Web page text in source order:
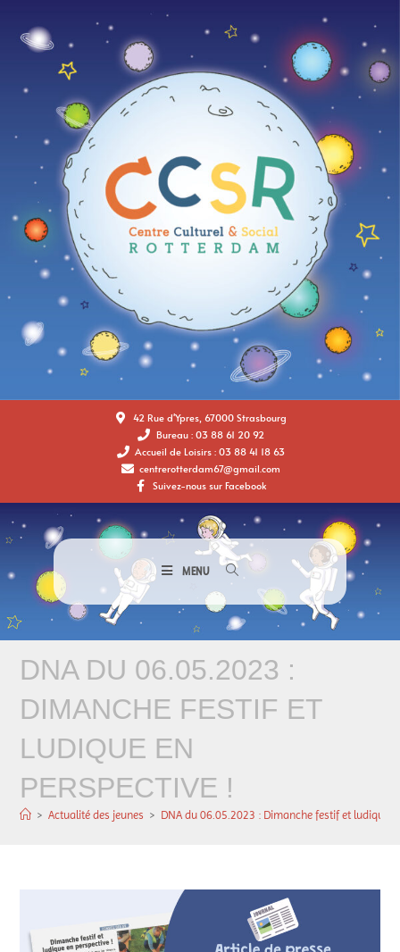
42 Rue d'Ypres, 67000 Strasbourg
Bureau : 03 88 61 20 92
Accueil de Loisirs : 03 88 41 18 63
centrerotterdam67@gmail.com
Suivez-nous sur Facebook
MENU
DNA DU 06.05.2023 :
DIMANCHE FESTIF ET
LUDIQUE EN
PERSPECTIVE !
> Actualité des jeunes > DNA du 06.05.2023 : Dimanche festif et ludique